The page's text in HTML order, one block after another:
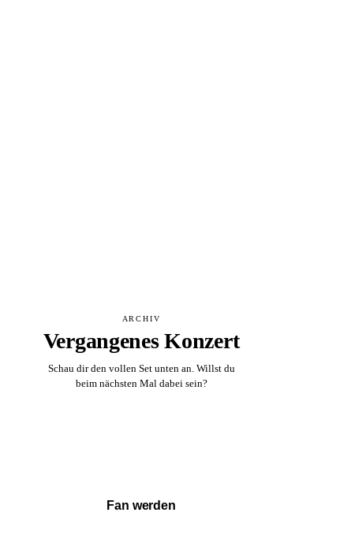
ARCHIV
Vergangenes Konzert
Schau dir den vollen Set unten an. Willst du
beim nächsten Mal dabei sein?
Fan werden